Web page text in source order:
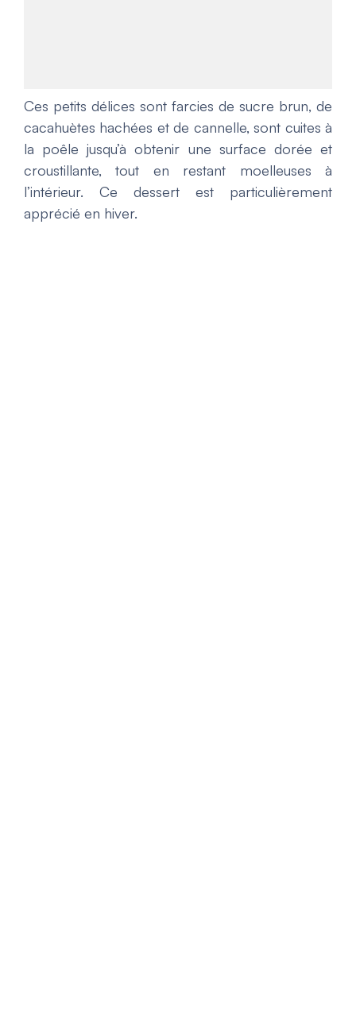
Ces petits délices sont farcies de sucre brun, de
cacahuètes hachées et de cannelle, sont cuites à
la poêle jusqu’à obtenir une surface dorée et
croustillante, tout en restant moelleuses à
l’intérieur. Ce dessert est particulièrement
apprécié en hiver.